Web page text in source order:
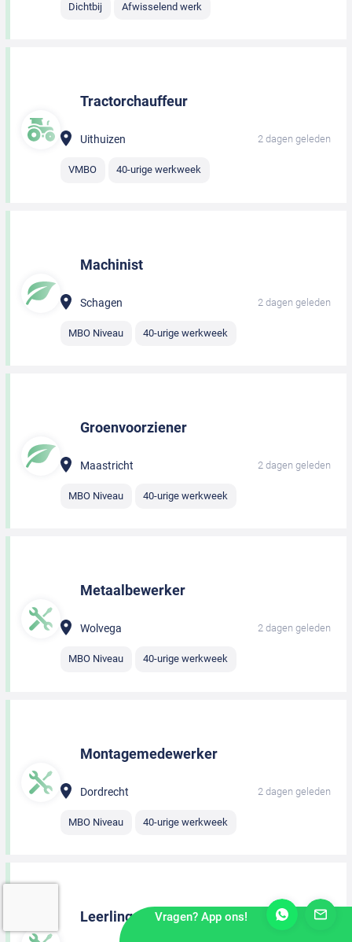
Dichtbij Afwisselend werk
Tractorchauffeur
Uithuizen 2 dagen geleden
VMBO 40-urige werkweek
Machinist
Schagen 2 dagen geleden
MBO Niveau 40-urige werkweek
Groenvoorziener
Maastricht 2 dagen geleden
MBO Niveau 40-urige werkweek
Metaalbewerker
Wolvega 2 dagen geleden
MBO Niveau 40-urige werkweek
Montagemedewerker
Dordrecht 2 dagen geleden
MBO Niveau 40-urige werkweek
Leerling monteurVragen? App ons!